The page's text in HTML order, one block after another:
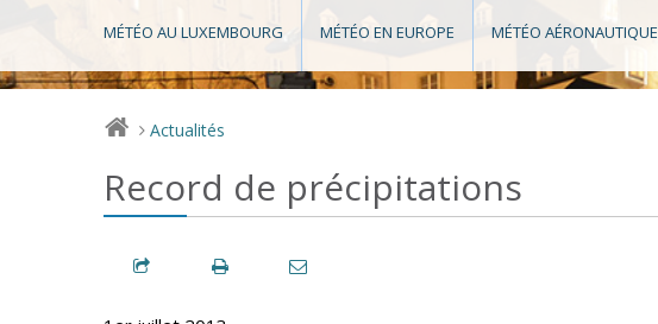
MÉTÉO AU LUXEMBOURG MÉTÉO EN EUROPE MÉTÉO AÉRONAUTIQUE
> Actualités
Record de précipitations